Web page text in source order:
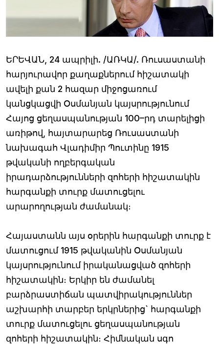
ԵՐԵՎԱՆ, 24 ապրիլի. /ԱՌԿԱ/. Ռուսաստանի
հարյուրավոր քաղաքներում հիշատակի
ավելի քան 2 հազար միջոցառում
կանցկացվի Օսմանյան կայսրությունում
Հայոց ցեղասպանության 100–րդ տարելիցի
առիթով, հայտարարեց Ռուսաստանի
նախագահ Վլադիմիր Պուտինը 1915
թվականի ողբերգական
իրադարձությունների զոհերի հիշատակին
հարգանքի տուրք մատուցելու
արարողության ժամանակ։
Հայաստանն այս օրերին հարգանքի տուրք է
մատուցում 1915 թվականին Օսմանյան
կայսրությունում իրականացված զոհերի
հիշատակին։ Երկիր են ժամանել
բարձրաստիճան պատվիրակություններ
աշխարհի տարբեր երկրներից` հարգանքի
տուրք մատուցելու ցեղասպանության
զոհերի հիշատակին։ Հիմնական սգո